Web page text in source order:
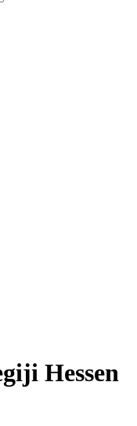
Hessen